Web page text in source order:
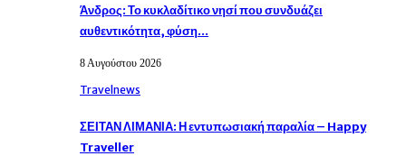
Άνδρος: Το κυκλαδίτικο νησί που συνδυάζει
αυθεντικότητα, φύση…
8 Αυγούστου 2026
Travelnews
ΣΕΙΤΑΝ ΛΙΜΑΝΙΑ: Η εντυπωσιακή παραλία – Happy
Traveller